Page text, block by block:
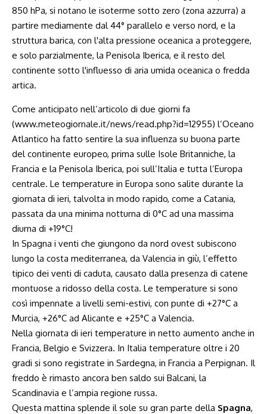
Come anticipato nell’articolo di due giorni fa
(www.meteogiornale.it/news/read.php?id=12955) l’Oceano
Atlantico ha fatto sentire la sua influenza su buona parte
del continente europeo, prima sulle Isole Britanniche, la
Francia e la Penisola Iberica, poi sull’Italia e tutta l’Europa
centrale. Le temperature in Europa sono salite durante la
giornata di ieri, talvolta in modo rapido, come a Catania,
passata da una minima notturna di 0°C ad una massima
diurna di +19°C!
In Spagna i venti che giungono da nord ovest subiscono
lungo la costa mediterranea, da Valencia in giù, l’effetto
tipico dei venti di caduta, causato dalla presenza di catene
montuose a ridosso della costa. Le temperature si sono
così impennate a livelli semi-estivi, con punte di +27°C a
Murcia, +26°C ad Alicante e +25°C a Valencia.
Nella giornata di ieri temperature in netto aumento anche in
Francia, Belgio e Svizzera. In Italia temperature oltre i 20
gradi si sono registrate in Sardegna, in Francia a Perpignan. Il
freddo è rimasto ancora ben saldo sui Balcani, la
Scandinavia e l’ampia regione russa.
Questa mattina splende il sole su gran parte della Spagna,